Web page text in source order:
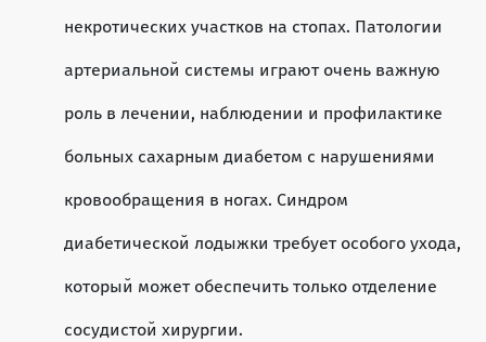
некротических участков на стопах. Патологии
артериальной системы играют очень важную
роль в лечении, наблюдении и профилактике
больных сахарным диабетом с нарушениями
кровообращения в ногах. Синдром
диабетической лодыжки требует особого ухода,
который может обеспечить только отделение
сосудистой хирургии.